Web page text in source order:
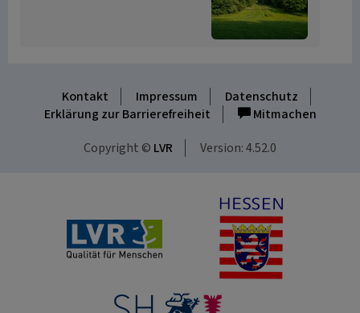
Kontakt Impressum
Datenschutz
Erklärung zur Barrierefreiheit
Mitmachen
Copyright © LVR Version: 4.52.0